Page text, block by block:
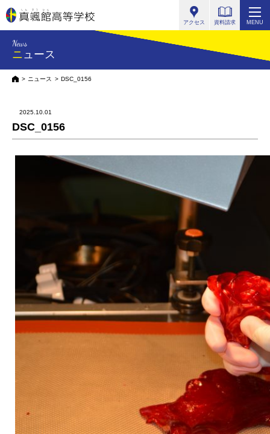
アクセス 資料請求 MENU
News
ニュース
HOMEニュース DSC_0156
2025.10.01
DSC_0156